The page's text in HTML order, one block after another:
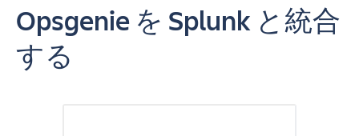
Opsgenie を Splunk と統合
する